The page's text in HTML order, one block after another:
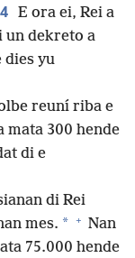
E ora ei, Rei a
un dekreto a
dies yu
reuní riba e
mata 300 hende
di e
di Rei
mes. * + Nan
75.000 hende